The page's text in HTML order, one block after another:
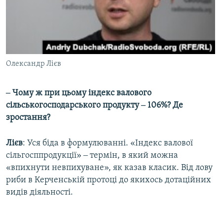
Олександр Лієв
‒ Чому ж при цьому індекс валового
сільськогосподарського продукту ‒ 106%? Де
зростання?
Лієв: Уся біда в формулюванні. «Індекс валової
сільгосппродукції» ‒ термін, в який можна
«впихнути невпихуване», як казав класик. Від лову
риби в Керченській протоці до якихось дотаційних
видів діяльності.